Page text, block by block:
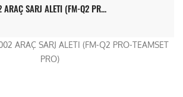
SARJ ALETI (FM-Q2 PR...